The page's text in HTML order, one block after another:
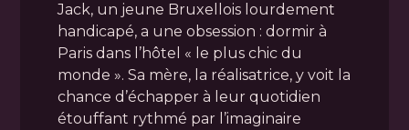
Jack, un jeune Bruxellois lourdement
handicapé, a une obsession : dormir à
Paris dans l’hôtel « le plus chic du
monde ». Sa mère, la réalisatrice, y voit la
chance d’échapper à leur quotidien
étouffant rythmé par l’imaginaire